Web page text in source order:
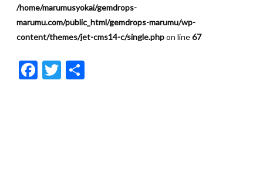
/home/marumusyokai/gemdrops-
marumu.com/public_html/gemdrops-marumu/wp-
content/themes/jet-cms14-c/single.phpon line67
F
ac
T
w